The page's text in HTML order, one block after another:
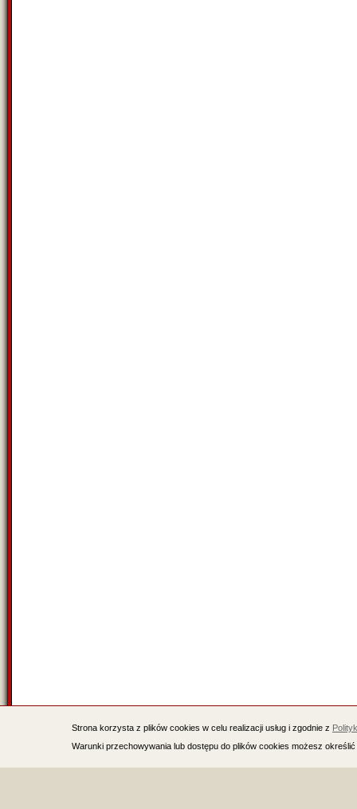
Strona korzysta z plików cookies w celu realizacji usług i zgodnie z
Warunki przechowywania lub dostępu do plików cookies możesz